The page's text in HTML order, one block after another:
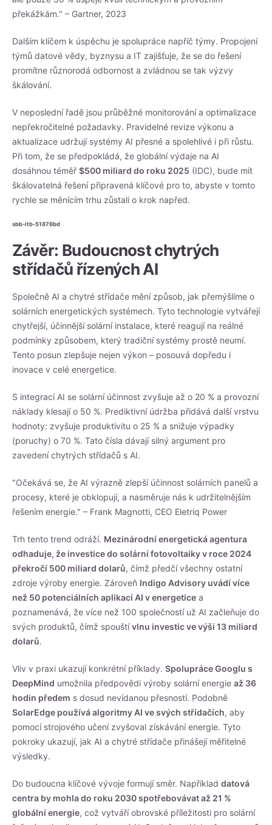
překážkám." – Gartner, 2023
Dalším klíčem k úspěchu je spolupráce napříč týmy. Propojení
týmů datové vědy, byznysu a IT zajišťuje, že se do řešení
promítne různorodá odbornost a zvládnou se tak výzvy
škálování.
V neposlední řadě jsou průběžné monitorování a optimalizace
nepřekročitelné požadavky. Pravidelné revize výkonu a
aktualizace udržují systémy AI přesné a spolehlivé i při růstu.
Při tom, že se předpokládá, že globální výdaje na AI
dosáhnou téměř $500 miliard do roku 2025 (IDC), bude mít
škálovatelná řešení připravená klíčové pro to, abyste v tomto
rychle se měnícím trhu zůstali o krok napřed.
sbb-itb-51876bd
Závěr: Budoucnost chytrých
střídačů řízených AI
Společně AI a chytré střídače mění způsob, jak přemýšlíme o
solárních energetických systémech. Tyto technologie vytvářejí
chytřejší, účinnější solární instalace, které reagují na reálné
podmínky způsobem, který tradiční systémy prostě neumí.
Tento posun zlepšuje nejen výkon – posouvá dopředu i
inovace v celé energetice.
S integrací AI se solární účinnost zvyšuje až o 20 % a provozní
náklady klesají o 50 %. Prediktivní údržba přidává další vrstvu
hodnoty: zvyšuje produktivitu o 25 % a snižuje výpadky
(poruchy) o 70 %. Tato čísla dávají silný argument pro
zavedení chytrých střídačů s AI.
"Očekává se, že AI výrazně zlepší účinnost solárních panelů a
procesy, které je obklopují, a nasměruje nás k udržitelnějším
řešením energie." – Frank Magnotti, CEO Eletriq Power
Trh tento trend odráží. Mezinárodní energetická agentura
odhaduje, že investice do solární fotovoltaiky v roce 2024
překročí 500 miliard dolarů, čímž předčí všechny ostatní
zdroje výroby energie. Zároveň Indigo Advisory uvádí více
než 50 potenciálních aplikací AI v energetice a
poznamenává, že více než 100 společností už AI začleňuje do
svých produktů, čímž spouštívlnu investic ve výši 13 miliard
dolarů.
Vliv v praxi ukazují konkrétní příklady. Spolupráce Googlu s
DeepMind umožnila předpovědi výroby solární energie až 36
hodin předem s dosud nevídanou přesností. Podobně
SolarEdge používá algoritmy AI ve svých střídačích, aby
pomocí strojového učení zvyšoval získávání energie. Tyto
pokroky ukazují, jak AI a chytré střídače přinášejí měřitelné
výsledky.
Do budoucna klíčové vývoje formují směr. Například datová
centra by mohla do roku 2030 spotřebovávat až 21 %
globální energie, což vytváří obrovské příležitosti pro solární